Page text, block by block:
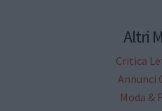
Altri
Critica
Annunci
Moda &